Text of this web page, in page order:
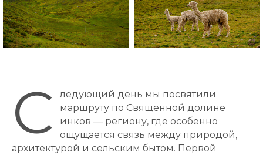
С
ледующий день мы посвятили
маршруту по Священной долине
инков — региону, где особенно
ощущается связь между природой,
архитектурой и сельским бытом. Первой